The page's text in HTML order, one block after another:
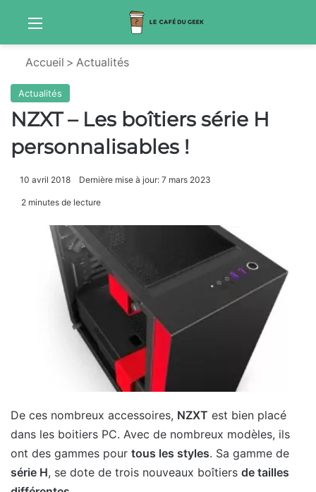
Accueil > Actualités
Actualités
NZXT – Les boîtiers série H
personnalisables !
10 avril 2018 Dernière mise à jour: 7 mars 2023
2 minutes de lecture
De ces nombreux accessoires, NZXT est bien placé
dans les boitiers PC. Avec de nombreux modèles, ils
ont des gammes pour tous les styles. Sa gamme de
série H, se dote de trois nouveaux boîtiers de tailles